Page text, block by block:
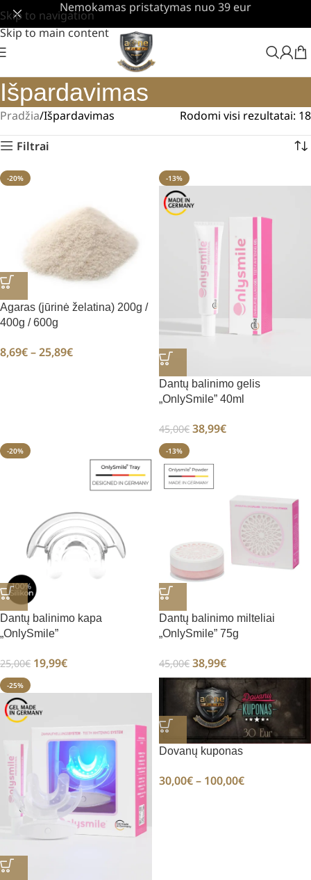
Skip to navigation
Skip to main content
Nemokamas pristatymas nuo 39 eur
Išpardavimas
Pradžia Išpardavimas
Rodomi visi rezultatai: 18
Filtrai
-20%
Agaras (jūrinė želatina) 200g /
400g / 600g
8,69€–25,89€
-13%
Dantų balinimo gelis
„OnlySmile” 40ml
45,00€ 38,99€
-20%
Dantų balinimo kapa
„OnlySmile”
25,00€ 19,99€
-13%
Dantų balinimo milteliai
„OnlySmile” 75g
45,00€ 38,99€
-25%
Dovanų kuponas
30,00€– 100,00€